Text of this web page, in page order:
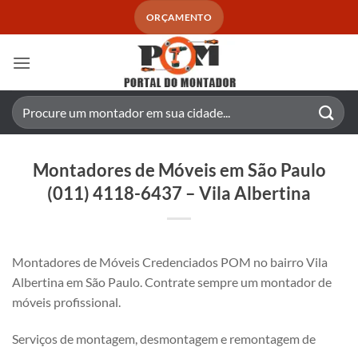
ORÇAMENTO
Pesquisar
por:
Montadores de Móveis em São Paulo
(011) 4118-6437 – Vila Albertina
Montadores de Móveis Credenciados POM no bairro Vila
Albertina em São Paulo. Contrate sempre um montador de
móveis profissional.
Serviços de montagem, desmontagem e remontagem de